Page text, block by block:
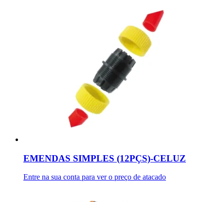
EMENDAS SIMPLES (12PÇS)-CELUZ
Entre na sua conta para ver o preço de atacado